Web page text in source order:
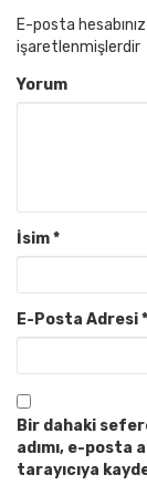
E-posta
işaretlenmişlerdir
Yorum
İsim*
E-Posta Adresi*
Bir dahaki
adımı, e-posta
tarayıcıya